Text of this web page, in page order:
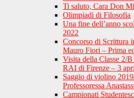
Ti saluto, Cara Don
Olimpiadi di Filosofia
Una fine dell’anno
2022
Concorso di Scrittura
Mauro Fiori – Prima
Visita della Classe 2/
RAI di Firenze – 3
Saggio di violino
Professoressa
Campionati